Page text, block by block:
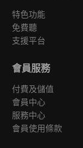
特色功能
免費聽
支援平台
會員服務
付費及儲值
會員中心
服務中心
會員使用條款